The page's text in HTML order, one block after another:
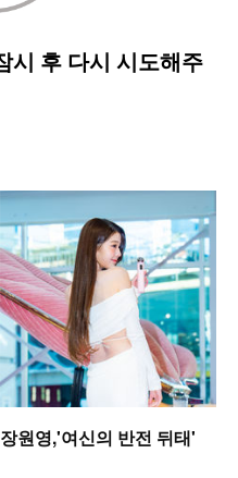
장원영,'여신의 반전 뒤태'